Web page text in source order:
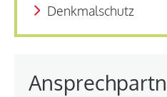
Denkmalschutz